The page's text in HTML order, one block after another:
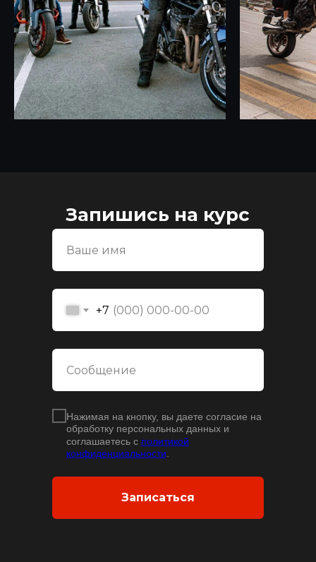
Запишись на курс
+7
Нажимая на кнопку, вы даете согласие на
обработку персональных данных и
соглашаетесь с политикой
конфиденциальности
Записаться